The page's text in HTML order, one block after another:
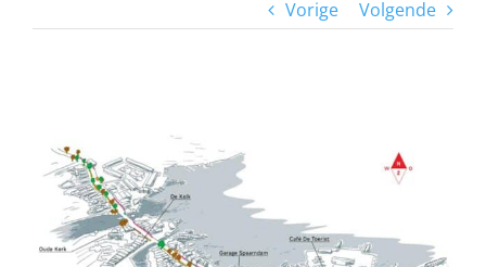
Vorige Volgende
afbeelding